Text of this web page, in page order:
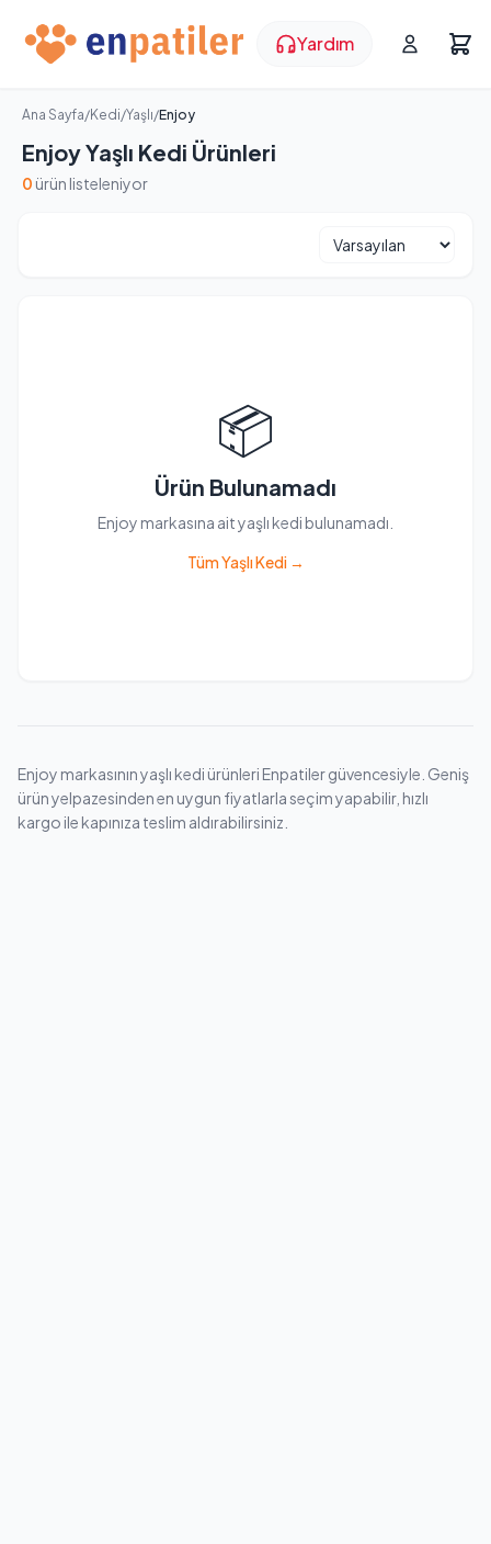
Yardım
Ana Sayfa/Kedi/Yaşlı/Enjoy
Enjoy Yaşlı Kedi Ürünleri
0 ürün listeleniyor
📦
Ürün Bulunamadı
Enjoy markasına ait yaşlı kedi bulunamadı.
Tüm Yaşlı Kedi →
Enjoy markasının yaşlı kedi ürünleri Enpatiler güvencesiyle. Geniş
ürün yelpazesinden en uygun fiyatlarla seçim yapabilir, hızlı
kargo ile kapınıza teslim aldırabilirsiniz.